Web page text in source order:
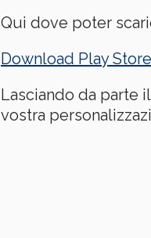
Qui dove poter
Download Play
Lasciando da parte
vostra